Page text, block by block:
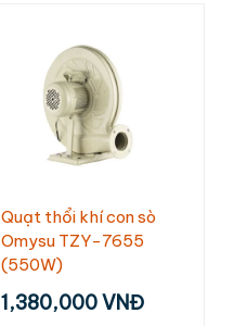
Quạt thổi khí con sò
Omysu TZY-7655
(550W)
1,380,000 VNĐ